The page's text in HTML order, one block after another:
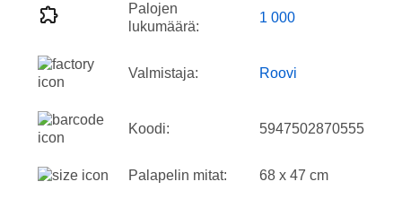
Palojen
lukumäärä:
1 000
Valmistaja: Roovi
Koodi: 5947502870555
Palapelin mitat: 68 x 47 cm